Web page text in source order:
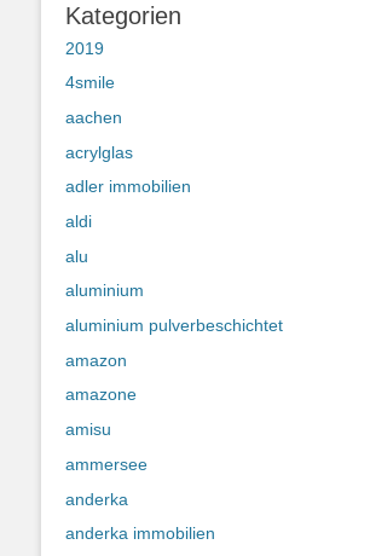
Kategorien
2019
4smile
aachen
acrylglas
adler immobilien
aldi
alu
aluminium
aluminium pulverbeschichtet
amazon
amazone
amisu
ammersee
anderka
anderka immobilien